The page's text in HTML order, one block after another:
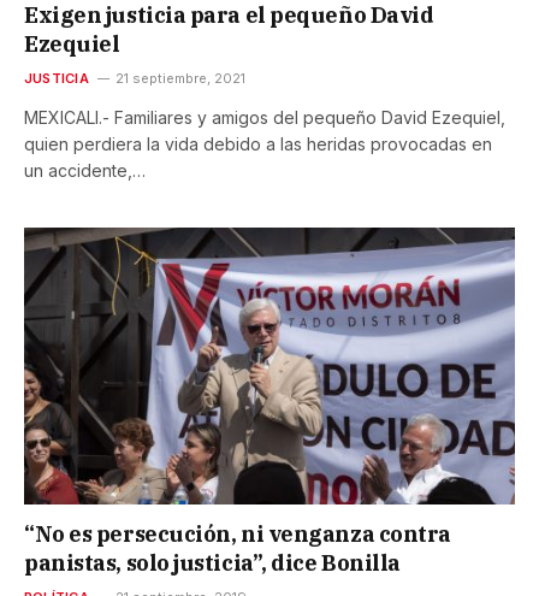
Exigen justicia para el pequeño David
Ezequiel
JUSTICIA 21 septiembre, 2021
MEXICALI.- Familiares y amigos del pequeño David Ezequiel,
quien perdiera la vida debido a las heridas provocadas en
un accidente,…
“No es persecución, ni venganza contra
panistas, solo justicia”, dice Bonilla